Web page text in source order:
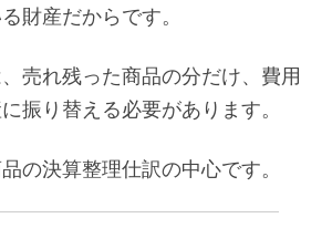
財産だからです。
売れ残った商品の分だけ、費用
振り替える必要があります。
の決算整理仕訳の中心です。